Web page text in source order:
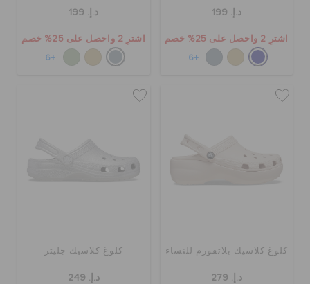
د.إ. 199
اشترِ 2 واحصل على 25% خصم
+6
د.إ. 199
اشترِ 2 واحصل على 25% خصم
+6
كلوغ كلاسيك بلاتفورم للنساء
د.إ. 279
كلوغ كلاسيك جليتر
د.إ. 249